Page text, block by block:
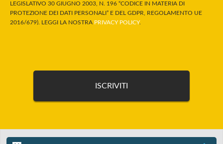
LEGISLATIVO 30 GIUGNO 2003, N. 196 “CODICE IN MATERIA DI
PROTEZIONE DEI DATI PERSONALI” E DEL GDPR, REGOLAMENTO UE
2016/679). LEGGI LA NOSTRA PRIVACY POLICY.